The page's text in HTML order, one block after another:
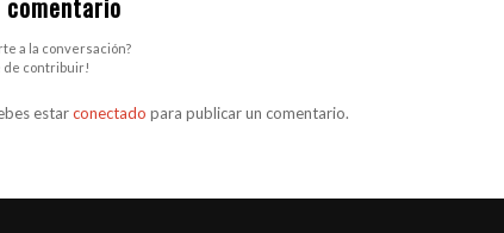
comentario
a la conversación?
de contribuir!
estarconectado para publicar un comentario.